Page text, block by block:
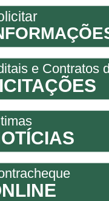
e Contratos